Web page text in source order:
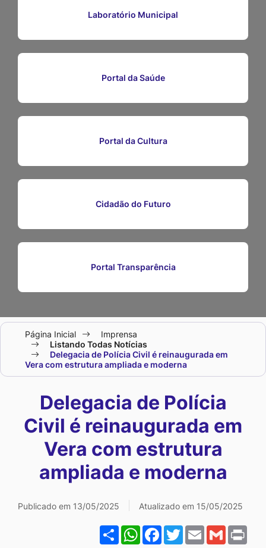
Laboratório Municipal
Portal da Saúde
Portal da Cultura
Cidadão do Futuro
Portal Transparência
Seção
menu
principal
Página Inicial
Imprensa
Listando Todas Notícias
Delegacia de Polícia Civil é reinaugurada em
Vera com estrutura ampliada e moderna
Delegacia de Polícia
Civil é reinaugurada em
Vera com estrutura
ampliada e moderna
Publicado em 13/05/2025 Atualizado em 15/05/2025
ShareWhatsApp
Facebook
Twitter
EmailGmail